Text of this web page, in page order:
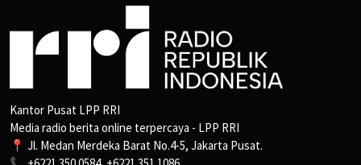
Kantor Pusat LPP RRI
Media radio berita online terpercaya - LPP RRI
📍 Jl. Medan Merdeka Barat No.4-5, Jakarta Pusat.